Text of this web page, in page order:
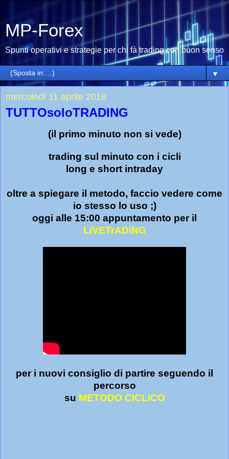
MP-Forex
Spunti operativi e strategie per chi fà trading con buon senso
▼
mercoledì 11 aprile 2018
TUTTOsoloTRADING
(il primo minuto non si vede)
trading sul minuto con i cicli
long e short intraday
oltre a spiegare il metodo, faccio vedere come
io stesso lo uso ;)
oggi alle 15:00 appuntamento per il
LiVETrADiNG
per i nuovi consiglio di partire seguendo il
percorso
su METODO CICLICO